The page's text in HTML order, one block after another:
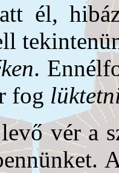
él,
.
fog
vér a